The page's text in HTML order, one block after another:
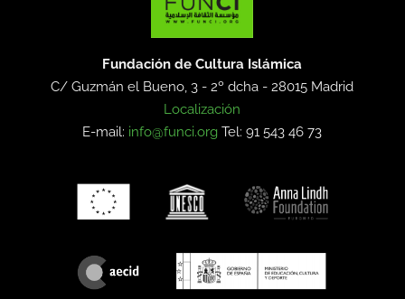
Fundación de Cultura Islámica
C/ Guzmán el Bueno, 3 - 2º dcha -28015 Madrid
Localización
E-mail: info@funci.org Tel: 91 543 46 73